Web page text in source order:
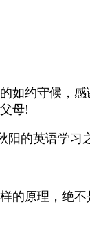
如约守候，
母!
的英语学习
的原理，绝